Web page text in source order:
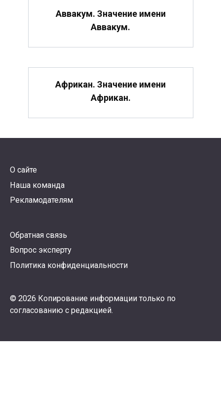
Аввакум. Значение имени
Аввакум.
Африкан. Значение имени
Африкан.
О сайте
Наша команда
Рекламодателям
Обратная связь
Вопрос эксперту
Политика конфиденциальности
© 2026 Копирование информации только по
согласованию с редакцией.